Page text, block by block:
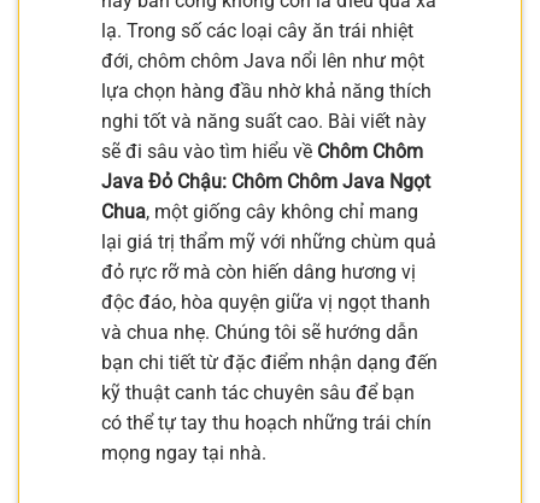
lạ. Trong số các loại cây ăn trái nhiệt
đới, chôm chôm Java nổi lên như một
lựa chọn hàng đầu nhờ khả năng thích
nghi tốt và năng suất cao. Bài viết này
sẽ đi sâu vào tìm hiểu về Chôm Chôm
Java Đỏ Chậu: Chôm Chôm Java Ngọt
Chua, một giống cây không chỉ mang
lại giá trị thẩm mỹ với những chùm quả
đỏ rực rỡ mà còn hiến dâng hương vị
độc đáo, hòa quyện giữa vị ngọt thanh
và chua nhẹ. Chúng tôi sẽ hướng dẫn
bạn chi tiết từ đặc điểm nhận dạng đến
kỹ thuật canh tác chuyên sâu để bạn
có thể tự tay thu hoạch những trái chín
mọng ngay tại nhà.